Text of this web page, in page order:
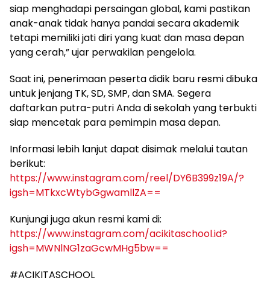
siap menghadapi persaingan global, kami pastikan
anak-anak tidak hanya pandai secara akademik
tetapi memiliki jati diri yang kuat dan masa depan
yang cerah,” ujar perwakilan pengelola.
Saat ini, penerimaan peserta didik baru resmi dibuka
untuk jenjang TK, SD, SMP, dan SMA. Segera
daftarkan putra-putri Anda di sekolah yang terbukti
siap mencetak para pemimpin masa depan.
Informasi lebih lanjut dapat disimak melalui tautan
berikut:
https://www.instagram.com/reel/DY6B399z19A/?
igsh=MTkxcWtybGgwamllZA==
Kunjungi juga akun resmi kami di:
https://www.instagram.com/acikitaschool.id?
igsh=MWNlNG1zaGcwMHg5bw==
#ACIKITASCHOOL